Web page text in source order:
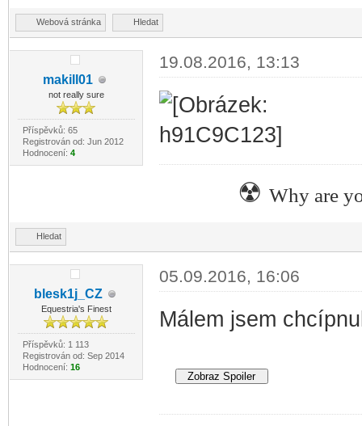
Webová stránka Hledat
makill01
not really sure
Příspěvků: 65
Registrován od: Jun 2012
Hodnocení: 4
19.08.2016, 13:13
☢ Why are
Hledat
blesk1j_CZ
Equestria's Finest
Příspěvků: 1 113
Registrován od: Sep 2014
Hodnocení: 16
05.09.2016, 16:06
Málem jsem